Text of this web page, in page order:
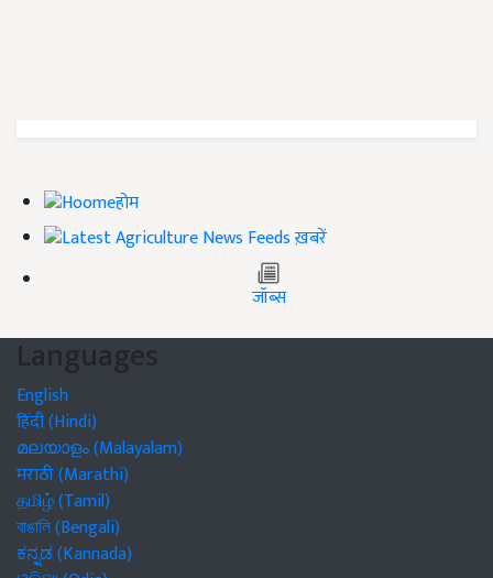
होम
ख़बरें
जॉब्स
Languages
English
हिंदी (Hindi)
മലയാളം (Malayalam)
मराठी (Marathi)
தமிழ் (Tamil)
বাঙালি (Bengali)
ಕನ್ನಡ (Kannada)